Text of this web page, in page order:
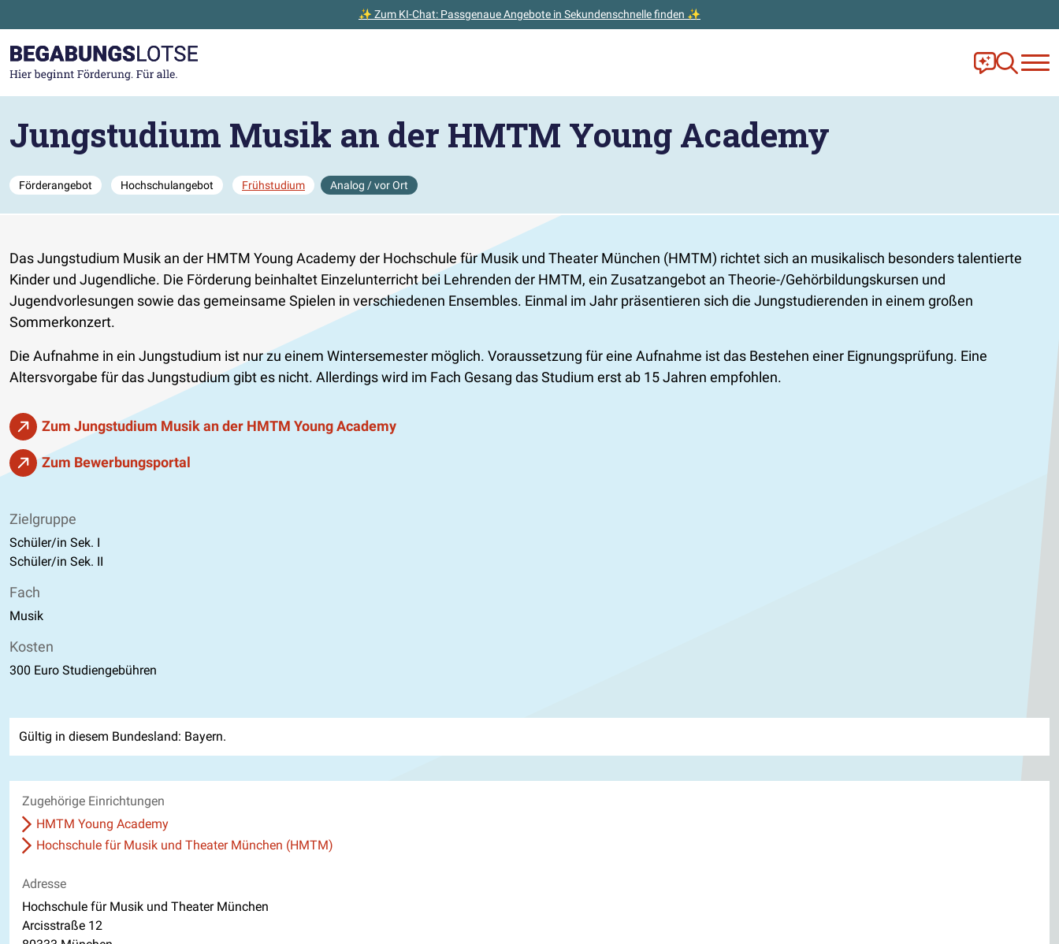
✨ Zum KI-Chat: Passgenaue Angebote in Sekundenschnelle finden ✨
Zur Startseite gehen
Frag Ella!
Zur
Jungstudium Musik an der HMTM Young Academy
Förderangebot Hochschulangebot Frühstudium Analog / vor Ort
Das Jungstudium Musik an der HMTM Young Academy der Hochschule für Musik und Theater München (HMTM) richtet sich an musikalisch besonders talentierte
Kinder und Jugendliche. Die Förderung beinhaltet Einzelunterricht bei Lehrenden der HMTM, ein Zusatzangebot an Theorie-/Gehörbildungskursen und
Jugendvorlesungen sowie das gemeinsame Spielen in verschiedenen Ensembles. Einmal im Jahr präsentieren sich die Jungstudierenden in einem großen
Sommerkonzert.
Die Aufnahme in ein Jungstudium ist nur zu einem Wintersemester möglich. Voraussetzung für eine Aufnahme ist das Bestehen einer Eignungsprüfung. Eine
Altersvorgabe für das Jungstudium gibt es nicht. Allerdings wird im Fach Gesang das Studium erst ab 15 Jahren empfohlen.
Zum Jungstudium Musik an der HMTM Young Academy
Zum Bewerbungsportal
Zielgruppe
Schüler/in Sek. I
Schüler/in Sek. II
Fach
Musik
Kosten
300 Euro Studiengebühren
Gültig in diesem Bundesland: Bayern.
Zugehörige Einrichtungen
HMTM Young Academy
Hochschule für Musik und Theater München (HMTM)
Adresse
Hochschule für Musik und Theater München
Arcisstraße 12